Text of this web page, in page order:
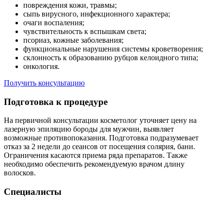
повреждения кожи, травмы;
сыпь вирусного, инфекционного характера;
очаги воспаления;
чувствительность к вспышкам света;
псориаз, кожные заболевания;
функциональные нарушения системы кроветворения;
склонность к образованию рубцов келоидного типа;
онкология.
Получить консультацию
Подготовка к процедуре
На первичной консультации косметолог уточняет цену на
лазерную эпиляцию бороды для мужчин, выявляет
возможные противопоказания. Подготовка подразумевает
отказ за 2 недели до сеансов от посещения солярия, бани.
Ограничения касаются приема ряда препаратов. Также
необходимо обеспечить рекомендуемую врачом длину
волосков.
Специалисты